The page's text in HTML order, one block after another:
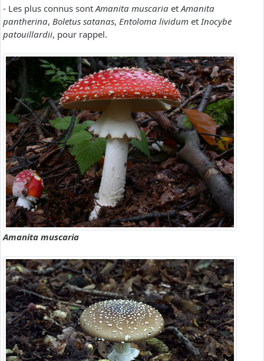
- Les plus connus sontAmanita muscaria etAmanita
pantherina, Boletus satanas, Entoloma lividum etInocybe
patouillardii, pour rappel.
Amanita muscaria